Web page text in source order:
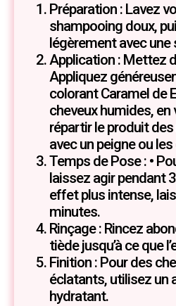
Préparation : Lavez
shampooing doux,
légèrement avec
Application : Mettez
Appliquez
colorant Caramel de
cheveux humides, en
répartir le produit
avec un peigne ou
Temps de Pose : •
laissez agir pendant
effet plus intense,
minutes.
Rinçage : Rincez
tiède jusqu’à ce que
Finition : Pour des
éclatants, utilisez un
hydratant.